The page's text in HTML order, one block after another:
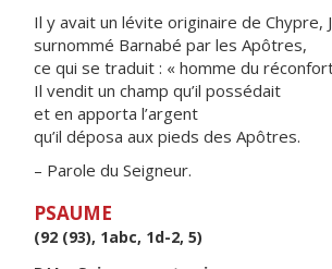
Il y avait un lévite originaire de Chypre,
surnommé Barnabé par les Apôtres,
ce qui se traduit : « homme du
Il vendit un champ qu’il possédait
et en apporta l’argent
qu’il déposa aux pieds des Apôtres.
– Parole du Seigneur.
PSAUME
(92 (93), 1abc, 1d-2, 5)